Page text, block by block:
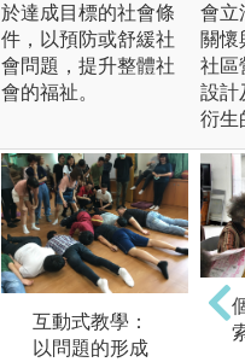
於達成目標的社會條
件，以預防或舒緩社
會問題，提升整體社
會的福祉。
會立
關懷
社區
設計
衍生
互動式教學：
以問題的形成
反